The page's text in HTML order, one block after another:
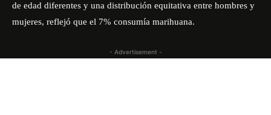
de edad diferentes y una distribución equitativa entre hombres y
mujeres, reflejó que el 7% consumía marihuana.
- Advertisement -